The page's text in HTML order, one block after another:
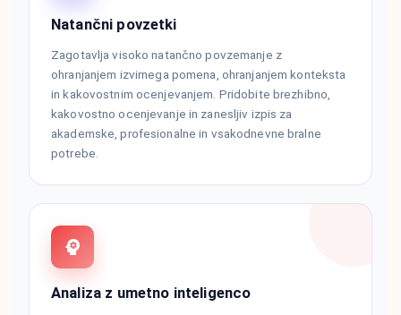
Natančni povzetki
Zagotavlja visoko natančno povzemanje z
ohranjanjem izvirnega pomena, ohranjanjem konteksta
in kakovostnim ocenjevanjem. Pridobite brezhibno,
kakovostno ocenjevanje in zanesljiv izpis za
akademske, profesionalne in vsakodnevne bralne
potrebe.
Analiza z umetno inteligenco